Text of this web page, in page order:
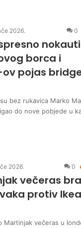
2026. 0
borca i
ov pojas
bez rukavica Marko
do nove pobjede u
2026. 0
večeras
protiv Ikea
Martinjak večeras u